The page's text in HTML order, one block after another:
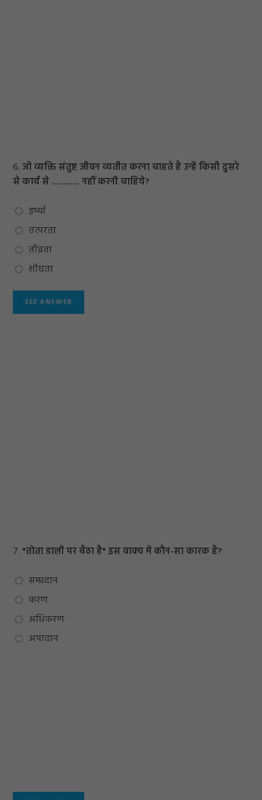
6.जो व्यक्ति संतुष्ट जीवन व्यतीत करना चाहते है उन्हें किसी दुसरे
से कार्य से ............ नहीं करनी चाहिये?
इर्ष्या
तत्परता
तीव्रता
शीघ्रता
7. "तोता डाली पर बैठा है" इस वाक्य में कौन-सा कारक है?
सम्प्रदान
करण
अधिकरण
अपादान